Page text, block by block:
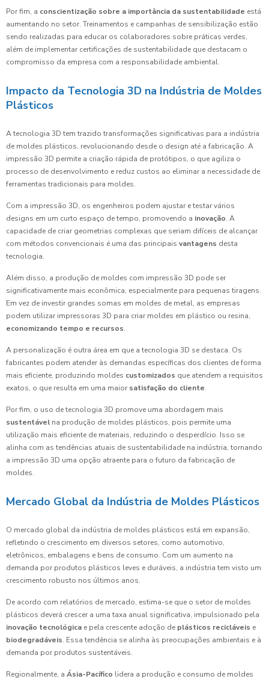
Por fim, a conscientização sobre a importância da sustentabilidade está
aumentando no setor. Treinamentos e campanhas de sensibilização estão
sendo realizadas para educar os colaboradores sobre práticas verdes,
além de implementar certificações de sustentabilidade que destacam o
compromisso da empresa com a responsabilidade ambiental.
Impacto da Tecnologia 3D na Indústria de Moldes
Plásticos
A tecnologia 3D tem trazido transformações significativas para a indústria
de moldes plásticos, revolucionando desde o design até a fabricação. A
impressão 3D permite a criação rápida de protótipos, o que agiliza o
processo de desenvolvimento e reduz custos ao eliminar a necessidade de
ferramentas tradicionais para moldes.
Com a impressão 3D, os engenheiros podem ajustar e testar vários
designs em um curto espaço de tempo, promovendo a inovação. A
capacidade de criar geometrias complexas que seriam difíceis de alcançar
com métodos convencionais é uma das principais vantagens desta
tecnologia.
Além disso, a produção de moldes com impressão 3D pode ser
significativamente mais econômica, especialmente para pequenas tiragens.
Em vez de investir grandes somas em moldes de metal, as empresas
podem utilizar impressoras 3D para criar moldes em plástico ou resina,
economizando tempo e recursos.
A personalização é outra área em que a tecnologia 3D se destaca. Os
fabricantes podem atender às demandas específicas dos clientes de forma
mais eficiente, produzindo moldes customizados que atendem a requisitos
exatos, o que resulta em uma maior satisfação do cliente.
Por fim, o uso de tecnologia 3D promove uma abordagem mais
sustentável na produção de moldes plásticos, pois permite uma
utilização mais eficiente de materiais, reduzindo o desperdício. Isso se
alinha com as tendências atuais de sustentabilidade na indústria, tornando
a impressão 3D uma opção atraente para o futuro da fabricação de
moldes.
Mercado Global da Indústria de Moldes Plásticos
O mercado global da indústria de moldes plásticos está em expansão,
refletindo o crescimento em diversos setores, como automotivo,
eletrônicos, embalagens e bens de consumo. Com um aumento na
demanda por produtos plásticos leves e duráveis, a indústria tem visto um
crescimento robusto nos últimos anos.
De acordo com relatórios de mercado, estima-se que o setor de moldes
plásticos deverá crescer a uma taxa anual significativa, impulsionado pela
inovação tecnológica e pela crescente adoção de plásticos recicláveis e
biodegradáveis. Essa tendência se alinha às preocupações ambientais e à
demanda por produtos sustentáveis.
Regionalmente, a Ásia-Pacífico lidera a produção e consumo de moldes